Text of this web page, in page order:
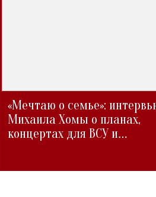
«Мечтаю о семье»:
Михаила Хомы о планах,
концертах для ВСУ и